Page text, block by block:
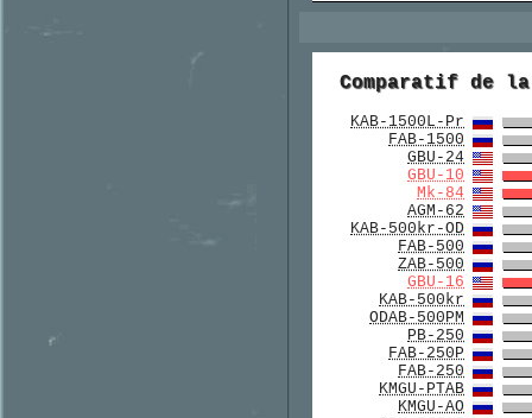
Comparatif de la
KAB-1500L-Pr
FAB-1500
GBU-24
GBU-10
Mk-84
AGM-62
KAB-500kr-OD
FAB-500
ZAB-500
GBU-16
KAB-500kr
ODAB-500PM
PB-250
FAB-250P
FAB-250
KMGU-PTAB
KMGU-AO